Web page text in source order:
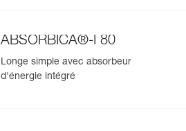
ABSORBICA®-I 80
Longe simple avec absorbeur
d'énergie intégré